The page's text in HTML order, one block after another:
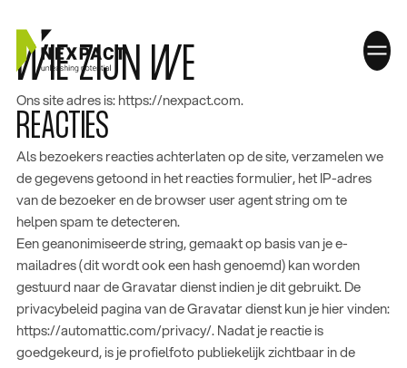
HOME
WAT WE DOEN
PLAN JE INSPIRATIEDAG
WERKEN BIJ
CONTACT
ONZE DIENSTEN
Strategie en verandermanagement
WIE ZIJN WE
Ons site adres is: https://nexpact.com.
REACTIES
Als bezoekers reacties achterlaten op de site, verzamelen we
de gegevens getoond in het reacties formulier, het IP-adres
van de bezoeker en de browser user agent string om te
helpen spam te detecteren.
Een geanonimiseerde string, gemaakt op basis van je e-
mailadres (dit wordt ook een hash genoemd) kan worden
gestuurd naar de Gravatar dienst indien je dit gebruikt. De
privacybeleid pagina van de Gravatar dienst kun je hier vinden:
https://automattic.com/privacy/. Nadat je reactie is
goedgekeurd, is je profielfoto publiekelijk zichtbaar in de